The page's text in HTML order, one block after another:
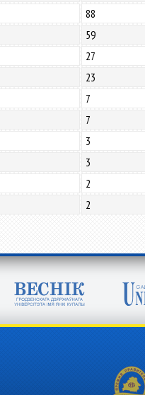
88
59
27
23
7
7
3
3
2
2